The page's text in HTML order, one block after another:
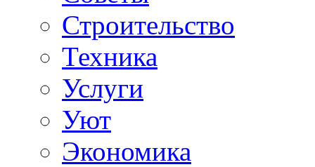
Строительство
Техника
Услуги
Уют
Экономика